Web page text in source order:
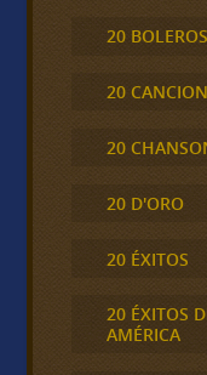
20
20
20
20 D'ORO
20 ÉXITOS
20 ÉXITOS
AMÉRICA